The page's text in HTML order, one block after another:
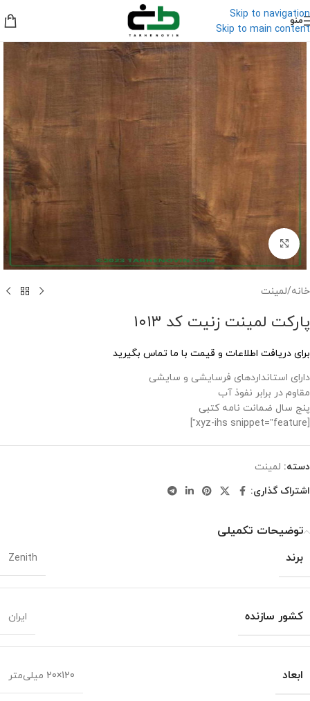
Skip to navigation
Skip to main content
منو
برای بزرگنمایی کلیک کنید
خانه/لمینت
پارکت لمینت زنیت کد 1013
برای دریافت اطلاعات و قیمت با ما تماس بگیرید
دارای استانداردهای فرسایشی و سایشی
مقاوم در برابر نفوذ آب
پنج سال ضمانت نامه کتبی
دسته: لمینت
اشتراک گذاری:
توضیحات تکمیلی
برند
Zenith
کشور سازنده ایران
ابعاد 120×20 میلی‌متر